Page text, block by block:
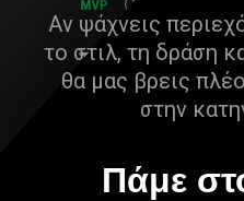
Αν ψάχνεις
το στιλ, τη δράση
θα μας βρεις
στην
Πάμε